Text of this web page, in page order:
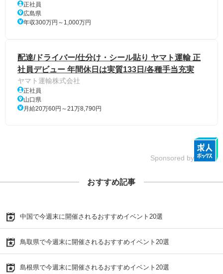
正社員
広島県
年収300万円～1,000万円
配達/ドライバー/仕分け・シール貼り ヤマト運輸 正
社員デビュー 年間休日は実質133日/各種手当充実
ヤマト運輸株式会社
正社員
山口県
月給20万60円～21万8,790円
Sponsored by
おすすめ記事
中国で今週末に開催されるおすすめイベント20選
鳥取県で今週末に開催されるおすすめイベント20選
島根県で今週末に開催されるおすすめイベント20選